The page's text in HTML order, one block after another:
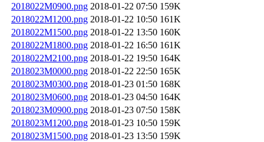
2018022M0900.png 2018-01-22 07:50 159K
2018022M1200.png 2018-01-22 10:50 161K
2018022M1500.png 2018-01-22 13:50 160K
2018022M1800.png 2018-01-22 16:50 161K
2018022M2100.png 2018-01-22 19:50 164K
2018023M0000.png 2018-01-22 22:50 165K
2018023M0300.png 2018-01-23 01:50 168K
2018023M0600.png 2018-01-23 04:50 164K
2018023M0900.png 2018-01-23 07:50 158K
2018023M1200.png 2018-01-23 10:50 159K
2018023M1500.png 2018-01-23 13:50 159K